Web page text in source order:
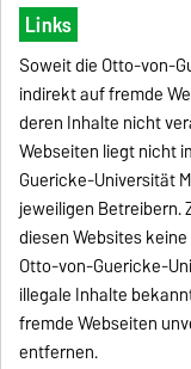
Links
Soweit die Otto-von-
indirekt auf fremde
deren Inhalte nicht
Webseiten liegt nicht
Guericke-Universität
jeweiligen Betreibern.
diesen Websites
Otto-von-Guericke-
illegale Inhalte
fremde Webseiten
entfernen.